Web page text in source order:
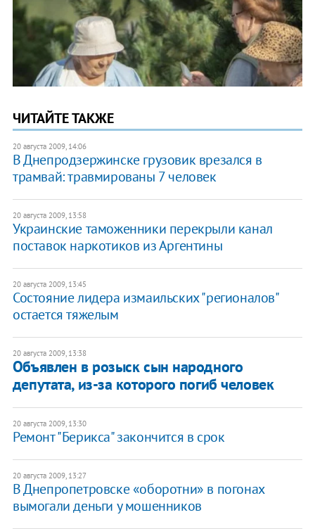
ЧИТАЙТЕ ТАКЖЕ
20 августа 2009, 14:06
В Днепродзержинске грузовик врезался в
трамвай: травмированы 7 человек
20 августа 2009, 13:58
Украинские таможенники перекрыли канал
поставок наркотиков из Аргентины
20 августа 2009, 13:45
Состояние лидера измаильских "регионалов"
остается тяжелым
20 августа 2009, 13:38
Объявлен в розыск сын народного
депутата, из-за которого погиб человек
20 августа 2009, 13:30
Ремонт "Берикса" закончится в срок
20 августа 2009, 13:27
В Днепропетровске «оборотни» в погонах
вымогали деньги у мошенников